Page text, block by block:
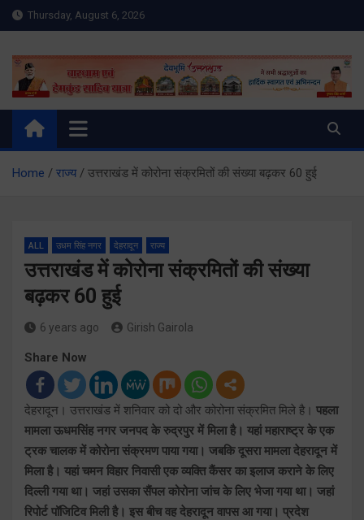
Skip
to
Thursday, August 6, 2026
Meru Raibar | Uttarakhand
News | Uttarkashi News
meruraibar.com
Home राज्य उत्तराखंड में कोरोना संक्रमितों की संख्या बढ़कर 60 हुई
ALL उधम सिंह नगर देहरादून राज्य
उत्तराखंड में कोरोना संक्रमितों की संख्या
बढ़कर 60 हुई
6 years ago Girish Gairola
Share Now
देहरादून। उत्तराखंड में शनिवार को दो और कोरोना संक्रमित मिले है। पहला
मामला ऊधमसिंह नगर जनपद के रुद्रपुर में मिला है। यहां महाराष्ट्र के एक
ट्रक चालक में कोरोना संक्रमण पाया गया। जबकि दूसरा मामला देहरादून में
मिला है। यहां चमन विहार निवासी एक व्यक्ति कैंसर का इलाज कराने के लिए
दिल्ली गया था। जहां उसका सैंपल कोरोना जांच के लिए भेजा गया था। जहां
रिपोर्ट पॉजिटिव मिली है। इस बीच वह देहरादून वापस आ गया। प्रदेश